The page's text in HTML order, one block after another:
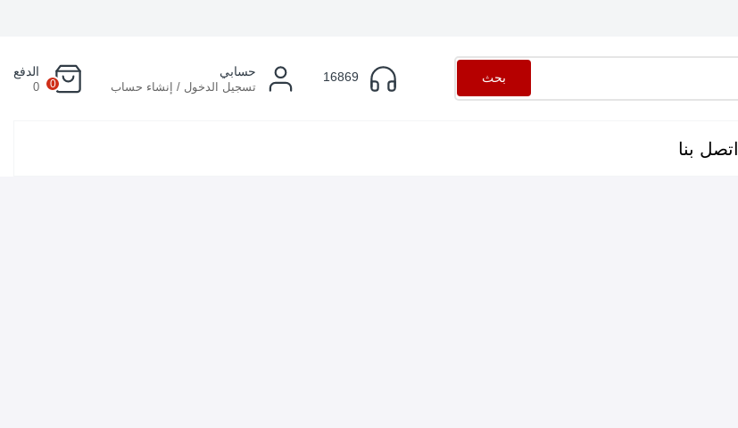
16869 حسابي
تسجيل الدخول / إنشاء حساب 0
الدفع
0
بحث
اتصل بنا